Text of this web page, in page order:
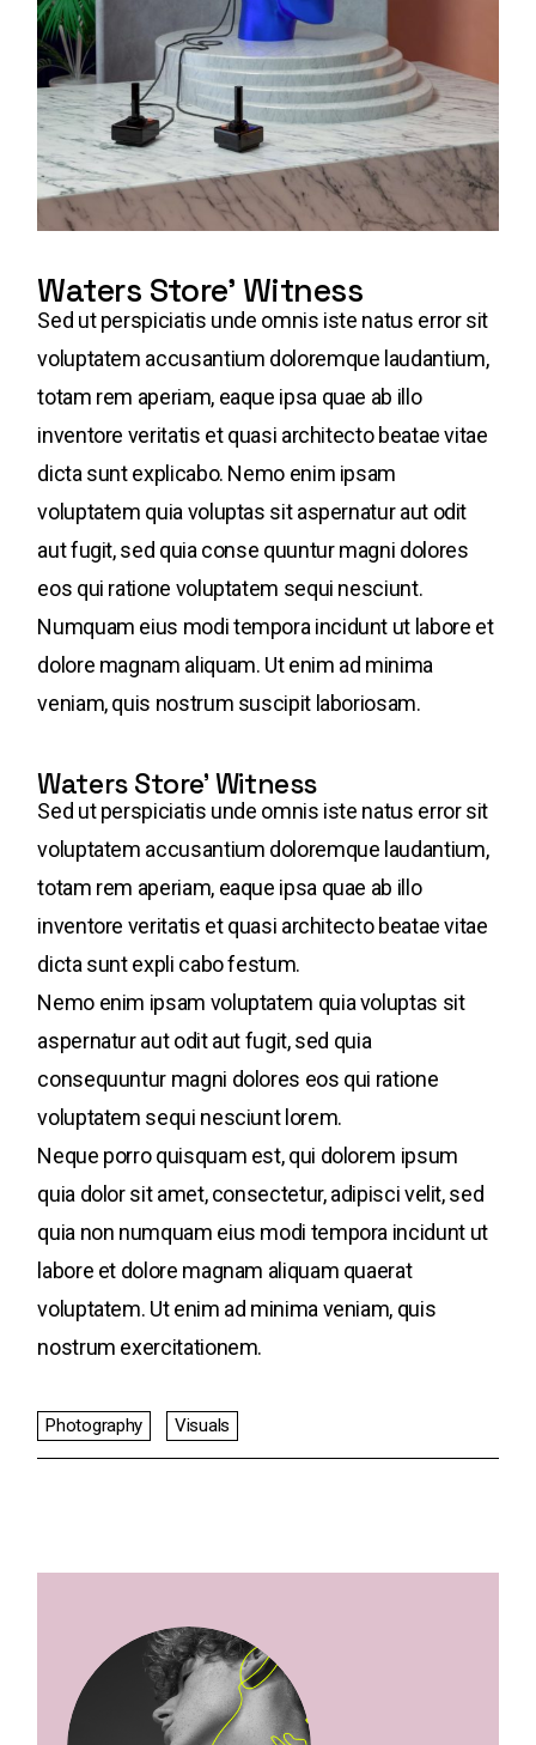
Waters Store' Witness
Sed ut perspiciatis unde omnis iste natus error sit
voluptatem accusantium doloremque laudantium,
totam rem aperiam, eaque ipsa quae ab illo
inventore veritatis et quasi architecto beatae vitae
dicta sunt explicabo. Nemo enim ipsam
voluptatem quia voluptas sit aspernatur aut odit
aut fugit, sed quia conse quuntur magni dolores
eos qui ratione voluptatem sequi nesciunt.
Numquam eius modi tempora incidunt ut labore et
dolore magnam aliquam. Ut enim ad minima
veniam, quis nostrum suscipit laboriosam.
Waters Store’ Witness
Sed ut perspiciatis unde omnis iste natus error sit
voluptatem accusantium doloremque laudantium,
totam rem aperiam, eaque ipsa quae ab illo
inventore veritatis et quasi architecto beatae vitae
dicta sunt expli cabo festum.
Nemo enim ipsam voluptatem quia voluptas sit
aspernatur aut odit aut fugit, sed quia
consequuntur magni dolores eos qui ratione
voluptatem sequi nesciunt lorem.
Neque porro quisquam est, qui dolorem ipsum
quia dolor sit amet, consectetur, adipisci velit, sed
quia non numquam eius modi tempora incidunt ut
labore et dolore magnam aliquam quaerat
voluptatem. Ut enim ad minima veniam, quis
nostrum exercitationem.
Photography Visuals